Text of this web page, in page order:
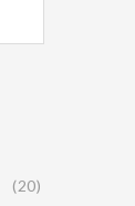
(20)